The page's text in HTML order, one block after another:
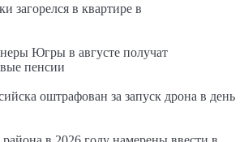
загорелся в квартире в
Югры в августе получат
пенсии
оштрафован за запуск дрона в день